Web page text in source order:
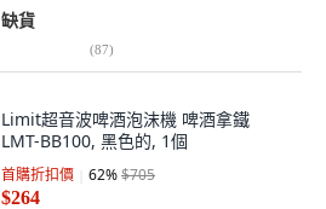
缺貨
(87)
Limit超音波啤酒泡沫機 啤酒拿鐵
LMT-BB100, 黑色的, 1個
首購折扣價 62%$705
$264